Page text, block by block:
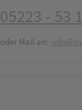
05223 - 53
oder Mail an: